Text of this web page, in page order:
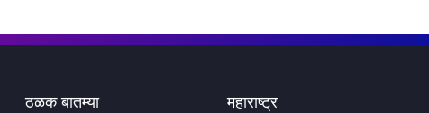
ठळक बातम्या
महाराष्ट्र